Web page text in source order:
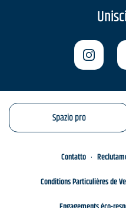
Spazio pro
Contatto
Conditions Particulières de